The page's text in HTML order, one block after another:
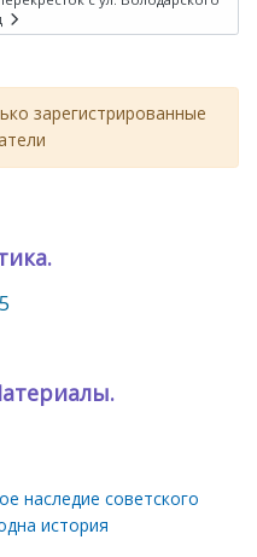
зарегистрированные
наследие советского
история